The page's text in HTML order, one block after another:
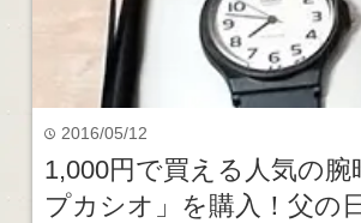
time 2016/05/12
1,000円で買える人気の腕
プカシオ」を購入！父の